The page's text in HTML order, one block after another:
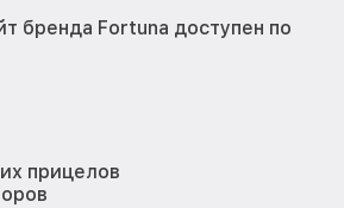
бренда Fortuna доступен по
прицелов